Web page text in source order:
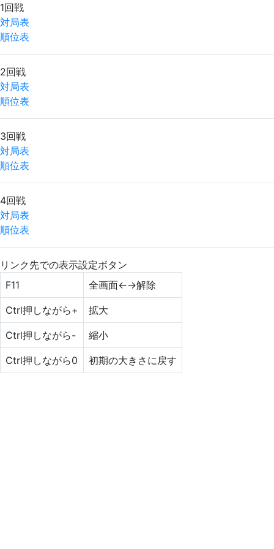
1回戦
対局表
順位表
2回戦
対局表
順位表
3回戦
対局表
順位表
4回戦
対局表
順位表
リンク先での表示設定ボタン
F11
全画面←→解除
Ctrl押しながら+ 拡大
Ctrl押しながら- 縮小
Ctrl押しながら0 初期の大きさに戻す